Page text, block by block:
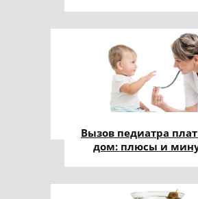
Вызов педиатра
дом: плюсы и